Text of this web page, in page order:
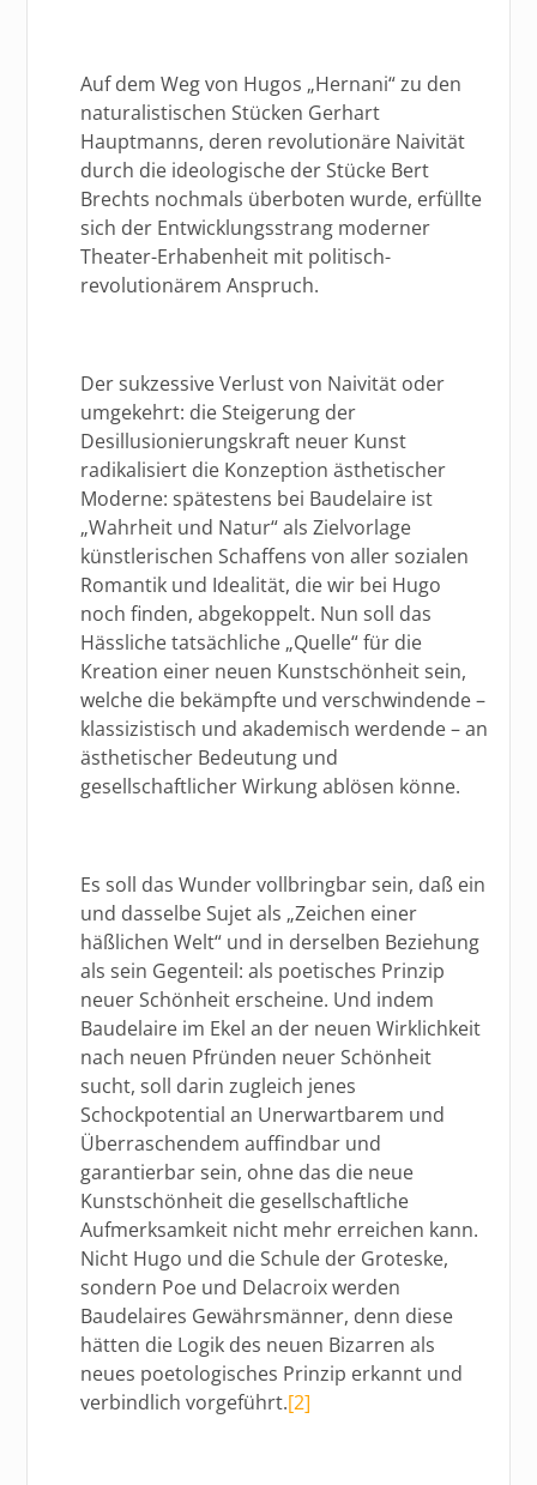
Auf dem Weg von Hugos „Hernani“ zu den
naturalistischen Stücken Gerhart
Hauptmanns, deren revolutionäre Naivität
durch die ideologische der Stücke Bert
Brechts nochmals überboten wurde, erfüllte
sich der Entwicklungsstrang moderner
Theater-Erhabenheit mit politisch-
revolutionärem Anspruch.
Der sukzessive Verlust von Naivität oder
umgekehrt: die Steigerung der
Desillusionierungskraft neuer Kunst
radikalisiert die Konzeption ästhetischer
Moderne: spätestens bei Baudelaire ist
„Wahrheit und Natur“ als Zielvorlage
künstlerischen Schaffens von aller sozialen
Romantik und Idealität, die wir bei Hugo
noch finden, abgekoppelt. Nun soll das
Hässliche tatsächliche „Quelle“ für die
Kreation einer neuen Kunstschönheit sein,
welche die bekämpfte und verschwindende –
klassizistisch und akademisch werdende – an
ästhetischer Bedeutung und
gesellschaftlicher Wirkung ablösen könne.
Es soll das Wunder vollbringbar sein, daß ein
und dasselbe Sujet als „Zeichen einer
häßlichen Welt“ und in derselben Beziehung
als sein Gegenteil: als poetisches Prinzip
neuer Schönheit erscheine. Und indem
Baudelaire im Ekel an der neuen Wirklichkeit
nach neuen Pfründen neuer Schönheit
sucht, soll darin zugleich jenes
Schockpotential an Unerwartbarem und
Überraschendem auffindbar und
garantierbar sein, ohne das die neue
Kunstschönheit die gesellschaftliche
Aufmerksamkeit nicht mehr erreichen kann.
Nicht Hugo und die Schule der Groteske,
sondern Poe und Delacroix werden
Baudelaires Gewährsmänner, denn diese
hätten die Logik des neuen Bizarren als
neues poetologisches Prinzip erkannt und
verbindlich vorgeführt.[2]